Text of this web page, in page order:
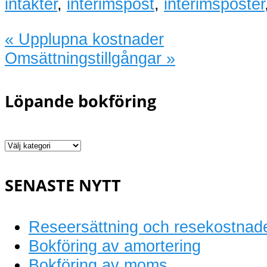
intäkter, interimspost, interimsposter,
« Upplupna kostnader
Omsättningstillgångar »
Löpande bokföring
Löpande
SENASTE NYTT
Reseersättning och
Bokföring av amortering